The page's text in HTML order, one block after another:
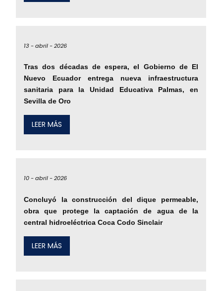
13 -abril -2026
Tras dos décadas de espera, el Gobierno de El
Nuevo Ecuador entrega nueva infraestructura
sanitaria para la Unidad Educativa Palmas, en
Sevilla de Oro
LEER MÁS
10 -abril -2026
Concluyó la construcción del dique permeable,
obra que protege la captación de agua de la
central hidroeléctrica Coca Codo Sinclair
LEER MÁS